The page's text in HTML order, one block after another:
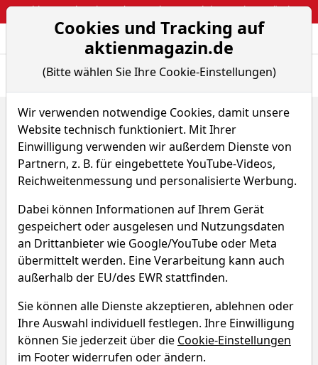
Webinar: So kassierst du trotzdem attraktive Optionsprämien
Aktien- und
Home ETFs ALLIANZ EURP EQY GRWTH-A Chart-Tool
ALLIANZ EURP EQY GRWTH-A
UQ2A
WKN A0KDMT
ISIN LU0256839191
ALLIANZ EURP EQY GRWTH-A
Chart
Cookies und Tracking auf
aktienmagazin.de
(Bitte wählen Sie Ihre Cookie-Einstellungen)
Wir verwenden notwendige Cookies, damit unsere
Website technisch funktioniert. Mit Ihrer
Einwilligung verwenden wir außerdem Dienste von
Partnern, z. B. für eingebettete YouTube-Videos,
Reichweitenmessung und personalisierte Werbung.
Dabei können Informationen auf Ihrem Gerät
gespeichert oder ausgelesen und Nutzungsdaten
an Drittanbieter wie Google/YouTube oder Meta
übermittelt werden. Eine Verarbeitung kann auch
außerhalb der EU/des EWR stattfinden.
Sie können alle Dienste akzeptieren, ablehnen oder
Ihre Auswahl individuell festlegen. Ihre Einwilligung
können Sie jederzeit über die Cookie-Einstellungen
im Footer widerrufen oder ändern.